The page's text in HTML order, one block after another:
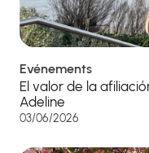
Evénements
El valor de la
Adeline
03/06/2026